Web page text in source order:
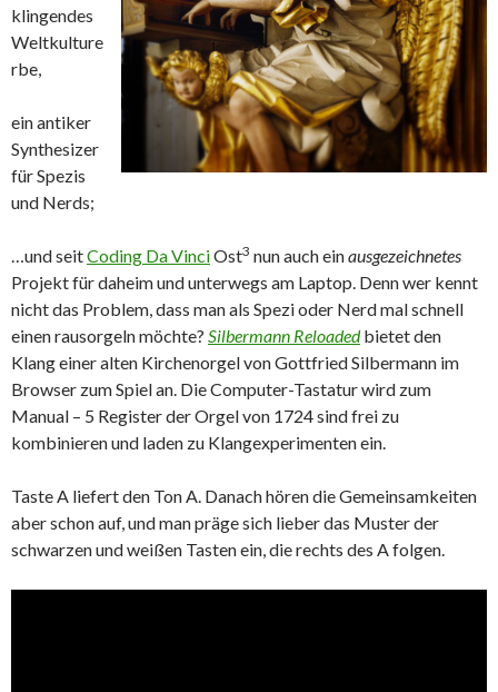
klingendes
Weltkulture
rbe,
ein antiker
Synthesizer
für Spezis
und Nerds;
…und seitCoding Da VinciOst3 nun auch einausgezeichnetes
Projekt für daheim und unterwegs am Laptop. Denn wer kennt
nicht das Problem, dass man als Spezi oder Nerd mal schnell
einen rausorgeln möchte? Silbermann Reloadedbietet den
Klang einer alten Kirchenorgel von Gottfried Silbermann im
Browser zum Spiel an. Die Computer-Tastatur wird zum
Manual – 5 Register der Orgel von 1724 sind frei zu
kombinieren und laden zu Klangexperimenten ein.
Taste A liefert den Ton A. Danach hören die Gemeinsamkeiten
aber schon auf, und man präge sich lieber das Muster der
schwarzen und weißen Tasten ein, die rechts des A folgen.